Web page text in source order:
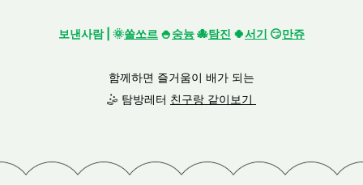
보낸사람 | 🌞쏠쏘르 🍚숭늉🐙탐진 🍀서기 😏만쥬
함께하면 즐거움이 배가 되는
🤹 탐방레터 친구랑 같이보기